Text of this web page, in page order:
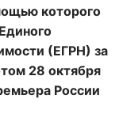
которого
(ЕГРН) за
28 октября
России